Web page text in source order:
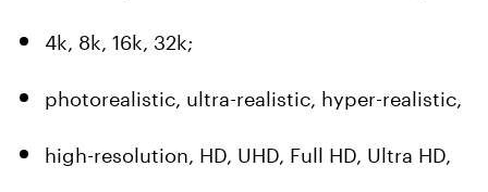
4k, 8k, 16k, 32k;
photorealistic, ultra-realistic, hyper-realistic,
high-resolution, HD, UHD, Full HD, Ultra HD,